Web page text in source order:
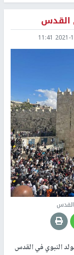
القدس
2021-10-
القدس
النبوي في القدس